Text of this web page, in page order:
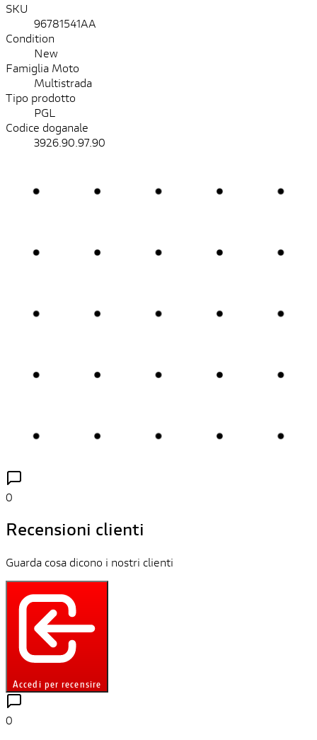
SKU
96781541AA
Condition
New
Famiglia Moto
Multistrada
Tipo prodotto
PGL
Codice doganale
3926.90.97.90
0
Recensioni clienti
Guarda cosa dicono i nostri clienti
Accedi per recensire
0